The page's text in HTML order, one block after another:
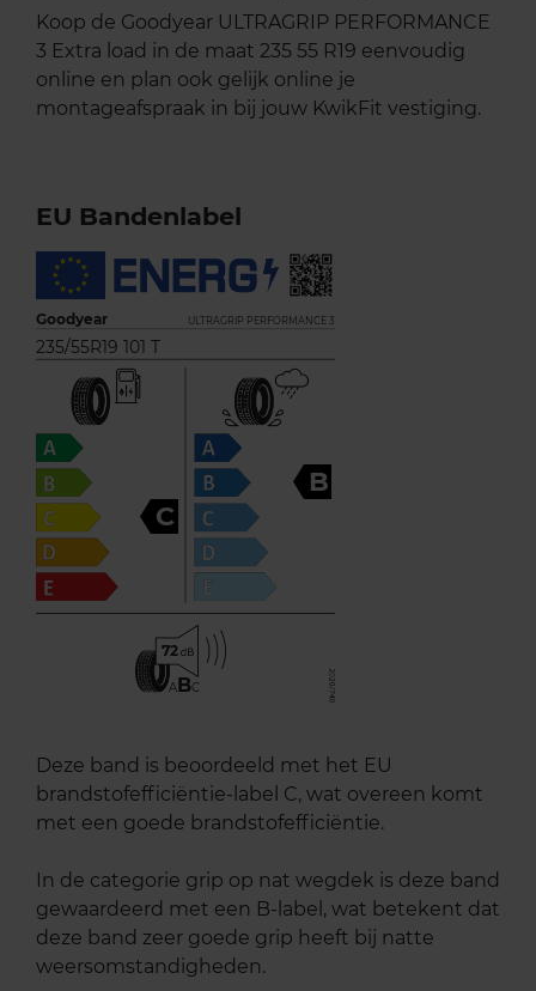
Koop de Goodyear ULTRAGRIP PERFORMANCE
3 Extra load in de maat 235 55 R19 eenvoudig
online en plan ook gelijk online je
montageafspraak in bij jouw KwikFit vestiging.
EU Bandenlabel
Goodyear ULTRAGRIP PERFORMANCE 3
235/55R19 101 T
C
B
72
ABC
Deze band is beoordeeld met het EU
brandstofefficiëntie-label C, wat overeen komt
met een goede brandstofefficiëntie.
In de categorie grip op nat wegdek is deze band
gewaardeerd met een B-label, wat betekent dat
deze band zeer goede grip heeft bij natte
weersomstandigheden.